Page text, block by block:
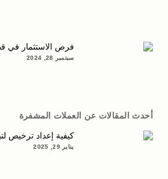
فرص الاستثمار في
سبتمبر 28, 2024
أحدث المقالات عن العملات المشفرة
كيفية إعداد ترخيص
يناير 29, 2025